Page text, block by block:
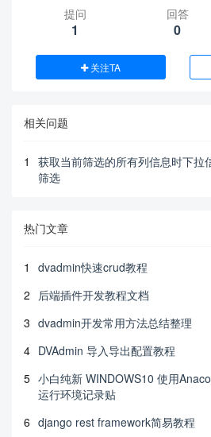
提问
1
回答
0
关注TA
相关问题
1
获取当前筛选的所有列信息时下拉
筛选
热门文章
1
dvadmin快速crud教程
2 后端插件开发教程文档
3 dvadmin开发常用方法总结整理
4 DVAdmin 导入导出配置教程
5 小白纯新 WINDOWS10 使用
运行环境记录贴
6 django rest framework简易教程